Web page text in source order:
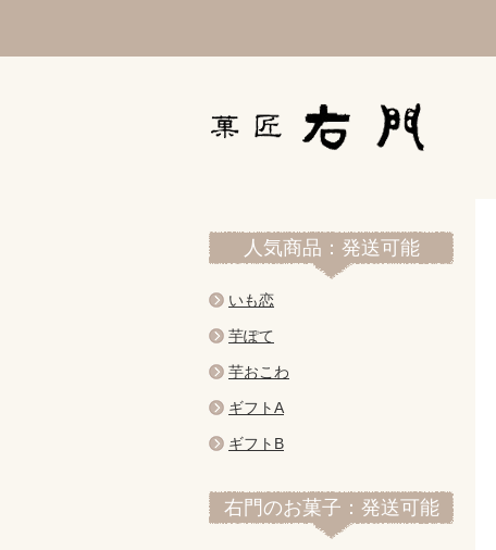
人気商品：発送可能
いも恋
芋ぽて
芋おこわ
ギフトA
ギフトB
右門のお菓子：発送可能